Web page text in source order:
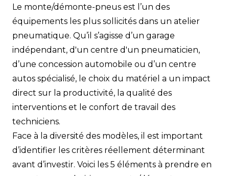
Le monte/démonte-pneus est l’un des
équipements les plus sollicités dans un atelier
pneumatique. Qu’il s’agisse d’un garage
indépendant, d'un centre d'un pneumaticien,
d’une concession automobile ou d’un centre
autos spécialisé, le choix du matériel a un impact
direct sur la productivité, la qualité des
interventions et le confort de travail des
techniciens.
Face à la diversité des modèles, il est important
d’identifier les critères réellement déterminant
avant d’investir. Voici les 5 éléments à prendre en